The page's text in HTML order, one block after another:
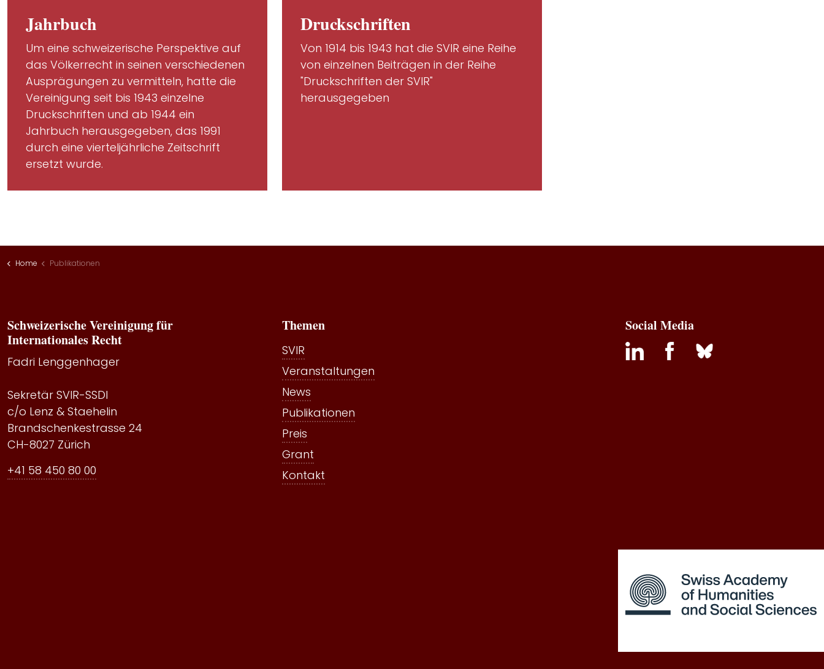
Jahrbuch
Um eine schweizerische Perspektive auf
das Völkerrecht in seinen verschiedenen
Ausprägungen zu vermitteln, hatte die
Vereinigung seit bis 1943 einzelne
Druckschriften und ab 1944 ein
Jahrbuch herausgegeben, das 1991
durch eine vierteljährliche Zeitschrift
ersetzt wurde.
Druckschriften
Von 1914 bis 1943 hat die SVIR eine Reihe
von einzelnen Beiträgen in der Reihe
"Druckschriften der SVIR"
herausgegeben
Home Publikationen
Schweizerische Vereinigung für
Internationales Recht
Fadri Lenggenhager
Sekretär SVIR-SSDI
c/o Lenz & Staehelin
Brandschenkestrasse 24
CH-8027 Zürich
+41 58 450 80 00
Themen
SVIR
Veranstaltungen
News
Publikationen
Preis
Grant
Kontakt
Social Media